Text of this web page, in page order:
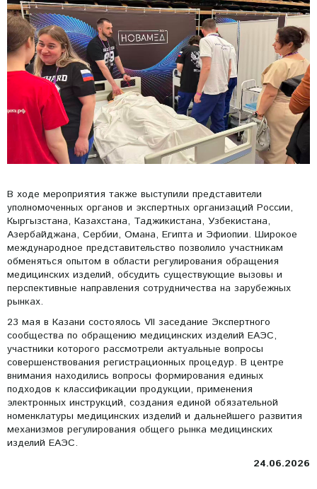
В ходе мероприятия также выступили представители
уполномоченных органов и экспертных организаций России,
Кыргызстана, Казахстана, Таджикистана, Узбекистана,
Азербайджана, Сербии, Омана, Египта и Эфиопии. Широкое
международное представительство позволило участникам
обменяться опытом в области регулирования обращения
медицинских изделий, обсудить существующие вызовы и
перспективные направления сотрудничества на зарубежных
рынках.
23 мая в Казани состоялось VII заседание Экспертного
сообщества по обращению медицинских изделий ЕАЭС,
участники которого рассмотрели актуальные вопросы
совершенствования регистрационных процедур. В центре
внимания находились вопросы формирования единых
подходов к классификации продукции, применения
электронных инструкций, создания единой обязательной
номенклатуры медицинских изделий и дальнейшего развития
механизмов регулирования общего рынка медицинских
изделий ЕАЭС.
24.06.2026